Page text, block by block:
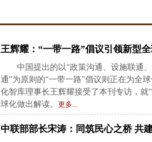
王辉耀：“一带一路”倡议引领新型
中国提出的以“政策沟通、设施联通、
通”为原则的“一带一路”倡议则正在为全
化智库理事长王辉耀接受了本刊专访，就
球化做出解读。 更多...
中联部部长宋涛：同筑民心之桥 共